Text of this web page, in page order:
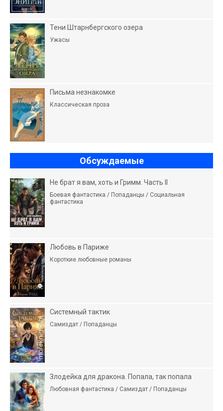
Тени Штарнбергского озера
Ужасы
Письма незнакомке
Классическая проза
Обсуждаемые
Не брат я вам, хоть и Гримм. Часть II
Боевая фантастика / Попаданцы / Социальная
фантастика
Любовь в Париже
Короткие любовные романы
Системный тактик
Самиздат / Попаданцы
Злодейка для дракона. Попала, так попала
Любовная фантастика / Самиздат / Попаданцы